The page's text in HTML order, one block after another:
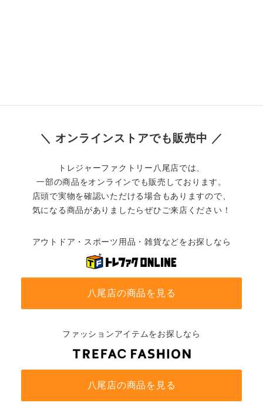
＼ オンラインストアでも販売中 ／
トレジャーファクトリー八尾店では、
一部の商品をオンラインでも販売しております。
店頭で実物を確認いただける場合もありますので、
気になる商品がありましたらぜひご来店ください！
アウトドア・スポーツ用品・雑貨などをお探しなら
八尾店の商品を見る
ファッションアイテムをお探しなら
八尾店の商品を見る